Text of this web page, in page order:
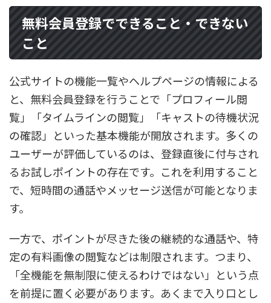
無料会員登録でできること・できない
こと
公式サイトの機能一覧やヘルプページの情報による
と、無料会員登録を行うことで「プロフィール閲
覧」「タイムラインの閲覧」「キャストの待機状況
の確認」といった基本機能が開放されます。多くの
ユーザーが評価しているのは、登録直後に付与され
るお試しポイントの存在です。これを利用すること
で、短時間の通話やメッセージ送信が可能となりま
す。
一方で、ポイントが尽きた後の継続的な通話や、特
定の有料画像の閲覧などは制限されます。つまり、
「全機能を無制限に使えるわけではない」という点
を前提に置く必要があります。あくまで入り口とし